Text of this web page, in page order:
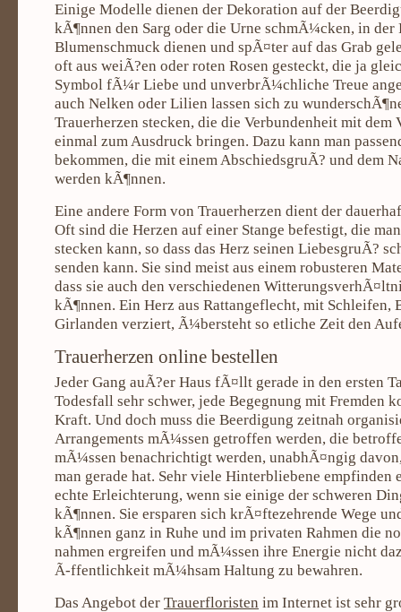
Einige Modelle dienen der Dekoration auf der
kÃ¶nnen den Sarg oder die Urne schmÃ¼cken, in der
Blumenschmuck dienen und spÃ¤ter auf das Grab
oft aus weiÃ?en oder roten Rosen gesteckt, die ja
Symbol fÃ¼r Liebe und unverbrÃ¼chliche Treue
auch Nelken oder Lilien lassen sich zu
Trauerherzen stecken, die die Verbundenheit mit dem
einmal zum Ausdruck bringen. Dazu kann man
bekommen, die mit einem AbschiedsgruÃ? und dem
werden kÃ¶nnen.
Eine andere Form von Trauerherzen dient der
Oft sind die Herzen auf einer Stange befestigt, die
stecken kann, so dass das Herz seinen LiebesgruÃ?
senden kann. Sie sind meist aus einem robusteren
dass sie auch den verschiedenen
kÃ¶nnen. Ein Herz aus Rattangeflecht, mit Schleifen,
Girlanden verziert, Ã¼bersteht so etliche Zeit den
Trauerherzen online bestellen
Jeder Gang auÃ?er Haus fÃ¤llt gerade in den ersten
Todesfall sehr schwer, jede Begegnung mit Fremden
Kraft. Und doch muss die Beerdigung zeitnah
Arrangements mÃ¼ssen getroffen werden, die
mÃ¼ssen benachrichtigt werden, unabhÃ¤ngig
man gerade hat. Sehr viele Hinterbliebene empfinden
echte Erleichterung, wenn sie einige der schweren
kÃ¶nnen. Sie ersparen sich krÃ¤ftezehrende Wege
kÃ¶nnen ganz in Ruhe und im privaten Rahmen die
nahmen ergreifen und mÃ¼ssen ihre Energie nicht
Ã-ffentlichkeit mÃ¼hsam Haltung zu bewahren.
Das Angebot der Trauerfloristen im Internet ist sehr